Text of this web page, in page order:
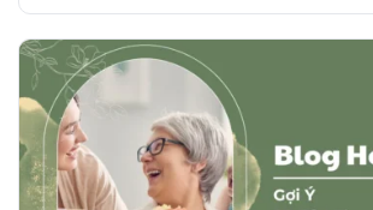
biệt như sinh nhật, kỷ niệm, ngày lễ,
tặng người thân, bạn bè hoặc [...]